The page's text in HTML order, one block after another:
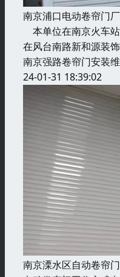
南京浦口电动卷帘门
本单位在南京火车
在风台南路新和源装
南京强路卷帘门安装
24-01-31 18:39:02
南京溧水区自动卷帘